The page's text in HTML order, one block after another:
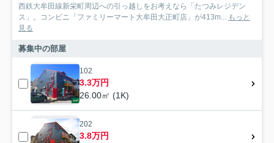
西鉄大牟田線新栄町周辺への引っ越しをお考えなら「たつみレジデン
ス」。コンビニ「ファミリーマート大牟田大正町店」が413m... もっと
見る
募集中の部屋
102
3.3万円
26.00㎡ (1K)
202
3.8万円